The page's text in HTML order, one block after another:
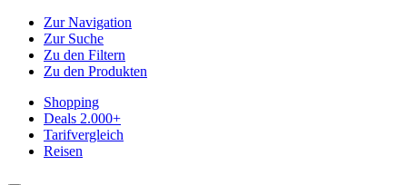
Zur Navigation
Zur Suche
Zu den Filtern
Zu den Produkten
Shopping
Deals 2.000+
Tarifvergleich
Reisen